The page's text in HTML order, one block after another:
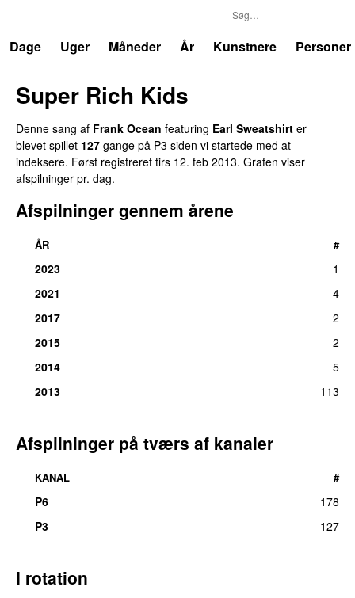
Dage
Uger Måneder År Kunstnere Personer
Super Rich Kids
Denne sang af Frank Ocean featuring Earl Sweatshirt er
blevet spillet 127 gange på P3 siden vi startede med at
indeksere. Først registreret tirs 12. feb 2013. Grafen viser
afspilninger pr. dag.
Afspilninger gennem årene
ÅR #
2023
1
2021
4
2017
2
2015
2
2014
5
2013
113
Afspilninger på tværs af kanaler
KANAL #
P6
178
P3
127
I rotation